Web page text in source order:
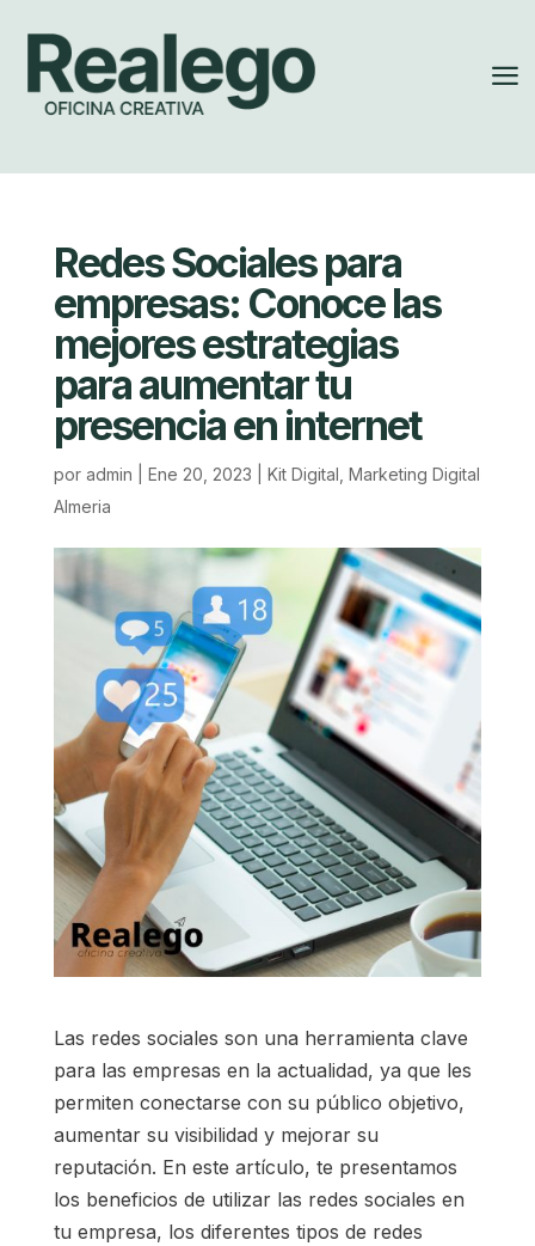
a
Redes Sociales para
empresas: Conoce las
mejores estrategias
para aumentar tu
presencia en internet
por admin Ene 20, 2023 Kit Digital Marketing Digital
Almeria
Las redes sociales son una herramienta clave
para las empresas en la actualidad, ya que les
permiten conectarse con su público objetivo,
aumentar su visibilidad y mejorar su
reputación. En este artículo, te presentamos
los beneficios de utilizar las redes sociales en
tu empresa, los diferentes tipos de redes